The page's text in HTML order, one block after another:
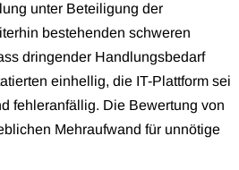
unter Beteiligung der
bestehenden schweren
dringender Handlungsbedarf
einhellig, die IT-Plattform sei
fehleranfällig. Die Bewertung von
Mehraufwand für unnötige